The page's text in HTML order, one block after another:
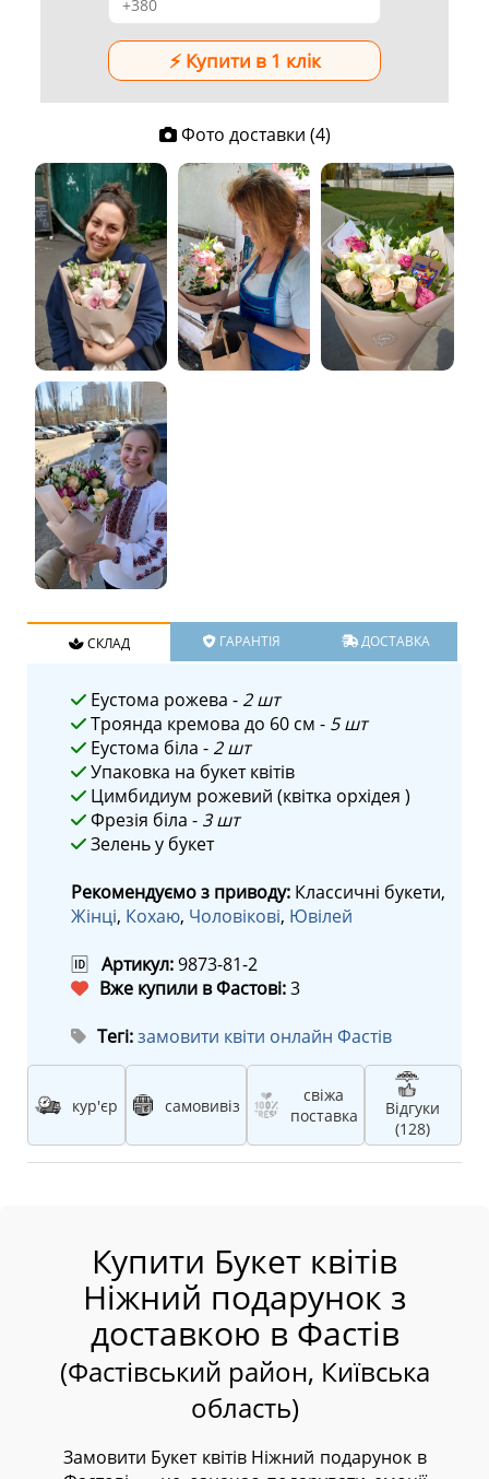
Фото доставки (4)
СКЛАД ГАРАНТІЯ ДОСТАВКА
Еустома рожева -2 шт
Троянда кремова до 60 см - 5 шт
Еустома біла -2 шт
Упаковка на букет квітів
Цимбидиум рожевий (квітка орхідея )
Фрезія біла - 3 шт
Зелень у букет
Рекомендуємо з приводу: Классичні букети,
Жінці, Кохаю, Чоловікові, Ювілей
🆔 Артикул:9873-81-2
Вже купили в Фастові:3
Тегі:замовити квіти онлайн Фастів
кур'єр самовивіз
свіжа
поставка
Відгуки
(128)
Купити Букет квітів
Ніжний подарунок з
доставкою в Фастів
(Фастівський район, Київська
область)
Замовити Букет квітів Ніжний подарунок в